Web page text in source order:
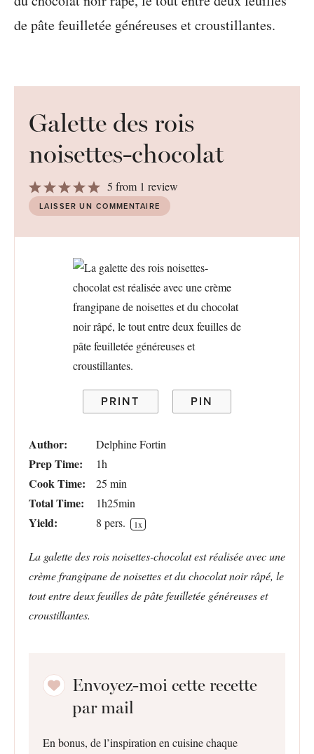
Galette des rois
noisettes-chocolat
5
Stars
4
Stars
3
Stars
2
Stars
1
Star
5 from 1 review
LAISSER UN COMMENTAIRE
PRINT PIN
Author: Delphine Fortin
Prep Time: 1h
Cook Time: 25 min
Total Time: 1h25min
Yield: 8 pers. 1x
La galette des rois noisettes-chocolat est réalisée avec une
crème frangipane de noisettes et du chocolat noir râpé, le
tout entre deux feuilles de pâte feuilletée généreuses et
croustillantes.
Envoyez-moi cette recette
par mail
En bonus, de l’inspiration en cuisine chaque